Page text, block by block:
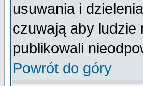
usuwania i
czuwają aby ludzie
publikowali
Powrót do góry